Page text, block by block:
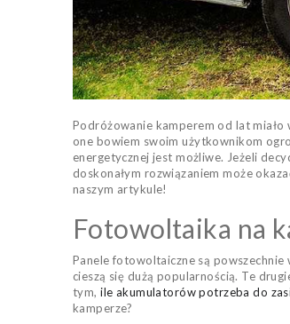
Podróżowanie kamperem od lat
one bowiem swoim użytkownikom
energetycznej jest możliwe. Jeżeli
doskonałym rozwiązaniem może
naszym artykule!
Fotowoltaika na
Panele fotowoltaiczne są
cieszą się dużą popularnością. Te
tym,ile akumulatorów potrzeba do
kamperze?